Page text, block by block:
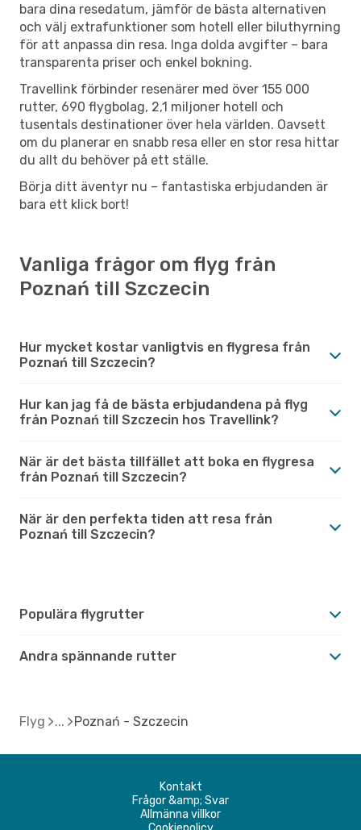
bara dina resedatum, jämför de bästa alternativen
och välj extrafunktioner som hotell eller biluthyrning
för att anpassa din resa. Inga dolda avgifter – bara
transparenta priser och enkel bokning.
Travellink förbinder resenärer med över 155 000
rutter, 690 flygbolag, 2,1 miljoner hotell och
tusentals destinationer över hela världen. Oavsett
om du planerar en snabb resa eller en stor resa hittar
du allt du behöver på ett ställe.
Börja ditt äventyr nu – fantastiska erbjudanden är
bara ett klick bort!
Vanliga frågor om flyg från
Poznań till Szczecin
Hur mycket kostar vanligtvis en flygresa från
Poznań till Szczecin?
Hur kan jag få de bästa erbjudandena på flyg
från Poznań till Szczecin hos Travellink?
När är det bästa tillfället att boka en flygresa
från Poznań till Szczecin?
När är den perfekta tiden att resa från
Poznań till Szczecin?
Populära flygrutter
Andra spännande rutter
Flyg Poznań - Szczecin
Kontakt
Frågor &amp; Svar
Allmänna villkor